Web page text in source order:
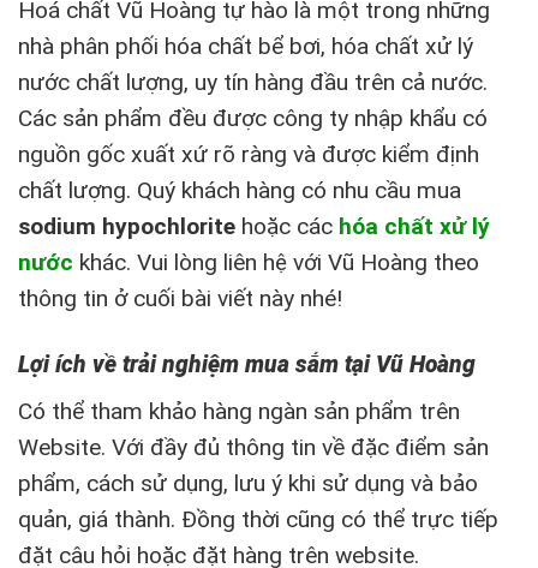
Hoá chất Vũ Hoàng tự hào là một trong những
nhà phân phối hóa chất bể bơi, hóa chất xử lý
nước chất lượng, uy tín hàng đầu trên cả nước.
Các sản phẩm đều được công ty nhập khẩu có
nguồn gốc xuất xứ rõ ràng và được kiểm định
chất lượng. Quý khách hàng có nhu cầu mua
sodium hypochlorite hoặc các hóa chất xử lý
nước khác. Vui lòng liên hệ với Vũ Hoàng theo
thông tin ở cuối bài viết này nhé!
Lợi ích về trải nghiệm mua sắm tại Vũ Hoàng
Có thể tham khảo hàng ngàn sản phẩm trên
Website. Với đầy đủ thông tin về đặc điểm sản
phẩm, cách sử dụng, lưu ý khi sử dụng và bảo
quản, giá thành. Đồng thời cũng có thể trực tiếp
đặt câu hỏi hoặc đặt hàng trên website.